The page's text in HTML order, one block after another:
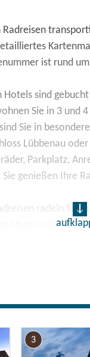
ist rund
Hotels sind
Sie in 3 und
Sie in
Lübbenau
Parkplatz,
genießen Ihre
radeln Sie
Hotels mit
3